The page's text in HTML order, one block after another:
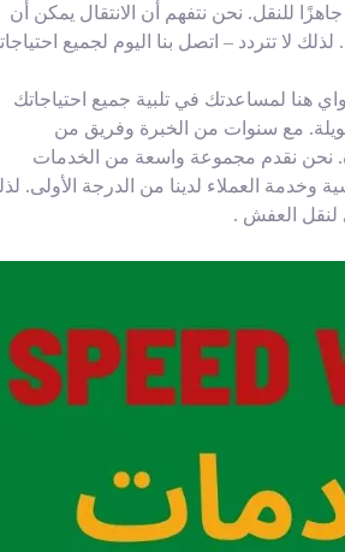
للنقل. نحن نتفهم أن الانتقال يمكن أن
لا تتردد – اتصل بنا اليوم لجميع
هنا لمساعدتك في تلبية جميع احتياجاتك
مع سنوات من الخبرة وفريق من
نحن نقدم مجموعة واسعة من الخدمات
وخدمة العملاء لدينا من الدرجة الأولى.
لنقل العفش .